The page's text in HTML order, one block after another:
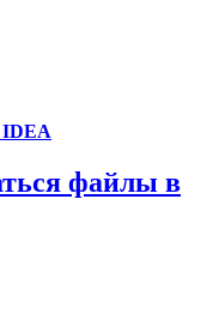
файлы в